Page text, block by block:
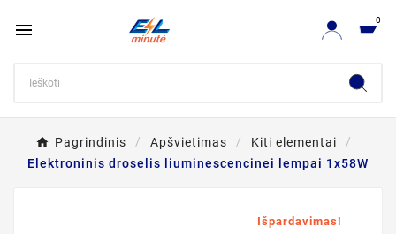
 0
Pagrindinis Apšvietimas
Kiti elementai
Elektroninis droselis liuminescencinei lempai 1x58W
Išpardavimas!